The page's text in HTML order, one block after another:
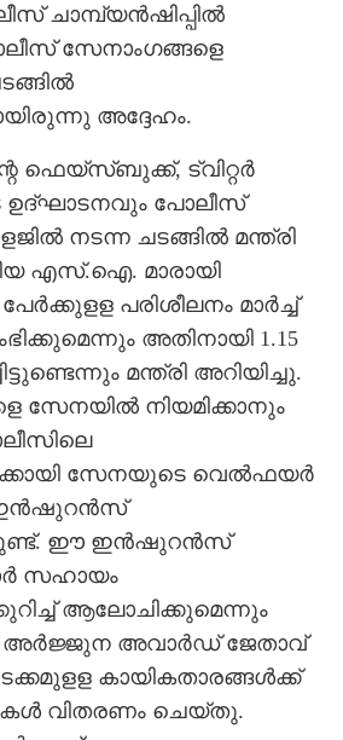
ചാമ്പ്യന്‍ഷിപ്പില്‍
സേനാംഗങ്ങളെ
അദ്ദേഹം.
ഫെയ്‌സ്ബുക്ക്, ട്വിറ്റര്‍
പോലീസ്
നടന്ന ചടങ്ങില്‍ മന്ത്രി
എസ്.ഐ. മാരായി
പേര്‍ക്കുളള പരിശീലനം മാര്‍ച്ച്
അതിനായി 1.15
മന്ത്രി അറിയിച്ചു.
സേനയില്‍ നിയമിക്കാനും
സേനയുടെ വെല്‍ഫയര്‍
ഇന്‍ഷുറന്‍സ്
ഈ ഇന്‍ഷുറന്‍സ്
സഹായം
ആലോചിക്കുമെന്നും
അര്‍ജ്ജുന അവാര്‍ഡ് ജേതാവ്
കായികതാരങ്ങള്‍ക്ക്
വിതരണം ചെയ്തു.